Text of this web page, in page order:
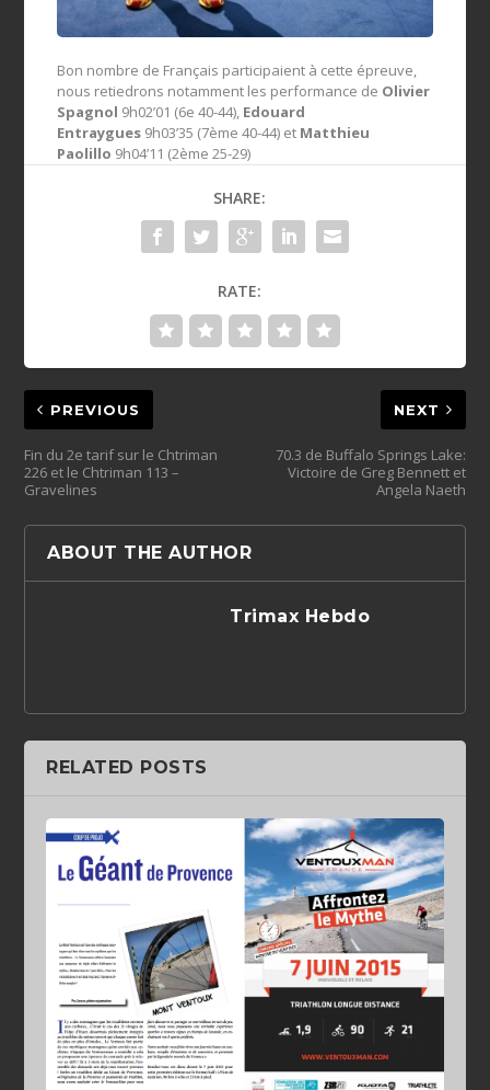
Bon nombre de Français participaient à cette épreuve,
nous retiedrons notamment les performance de Olivier
Spagnol 9h02’01 (6e 40-44), Edouard
Entraygues 9h03’35 (7ème 40-44) et Matthieu
Paolillo 9h04’11 (2ème 25-29)
SHARE:
RATE:
PREVIOUS
Fin du 2e tarif sur le Chtriman
226 et le Chtriman 113 –
Gravelines
NEXT
70.3 de Buffalo Springs Lake:
Victoire de Greg Bennett et
Angela Naeth
ABOUT THE AUTHOR
Trimax Hebdo
RELATED POSTS